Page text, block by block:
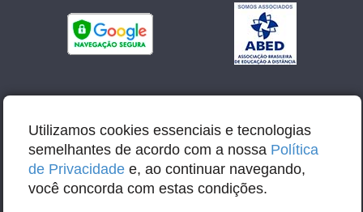
Utilizamos cookies essenciais e tecnologias
semelhantes de acordo com a nossa Política
de Privacidade e, ao continuar navegando,
você concorda com estas condições.